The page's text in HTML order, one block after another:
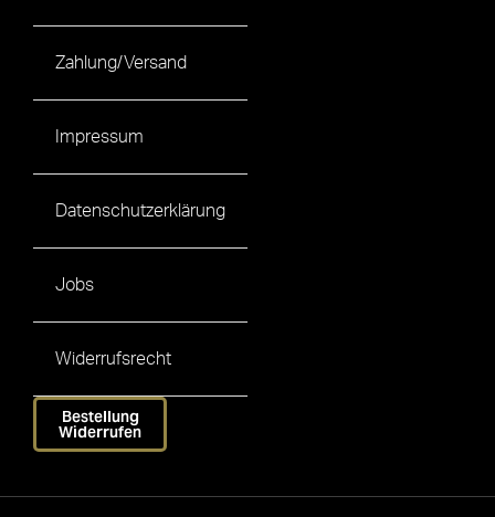
Zahlung/Versand
Impressum
Datenschutzerklärung
Jobs
Widerrufsrecht
Bestellung
Widerrufen